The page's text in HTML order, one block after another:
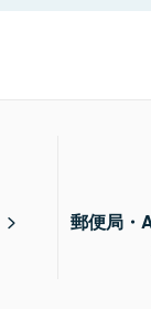
郵便局・